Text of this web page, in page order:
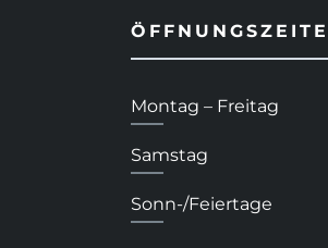
Montag – Freitag
Samstag
Sonn-/Feiertage